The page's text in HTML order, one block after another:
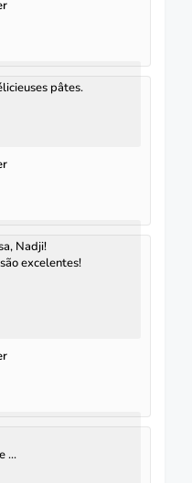
pâtes.
Nadji!
excelentes!
...